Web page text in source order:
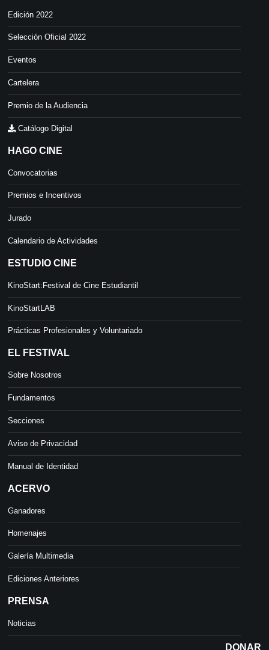
Edición 2022
Selección Oficial 2022
Eventos
Cartelera
Premio de la Audiencia
Catálogo Digital
HAGO CINE
Convocatorias
Premios e Incentivos
Jurado
Calendario de Actividades
ESTUDIO CINE
KinoStart:Festival de Cine Estudiantil
KinoStartLAB
Prácticas Profesionales y Voluntariado
EL FESTIVAL
Sobre Nosotros
Fundamentos
Secciones
Aviso de Privacidad
Manual de Identidad
ACERVO
Ganadores
Homenajes
Galería Multimedia
Ediciones Anteriores
PRENSA
Noticias
DONAR